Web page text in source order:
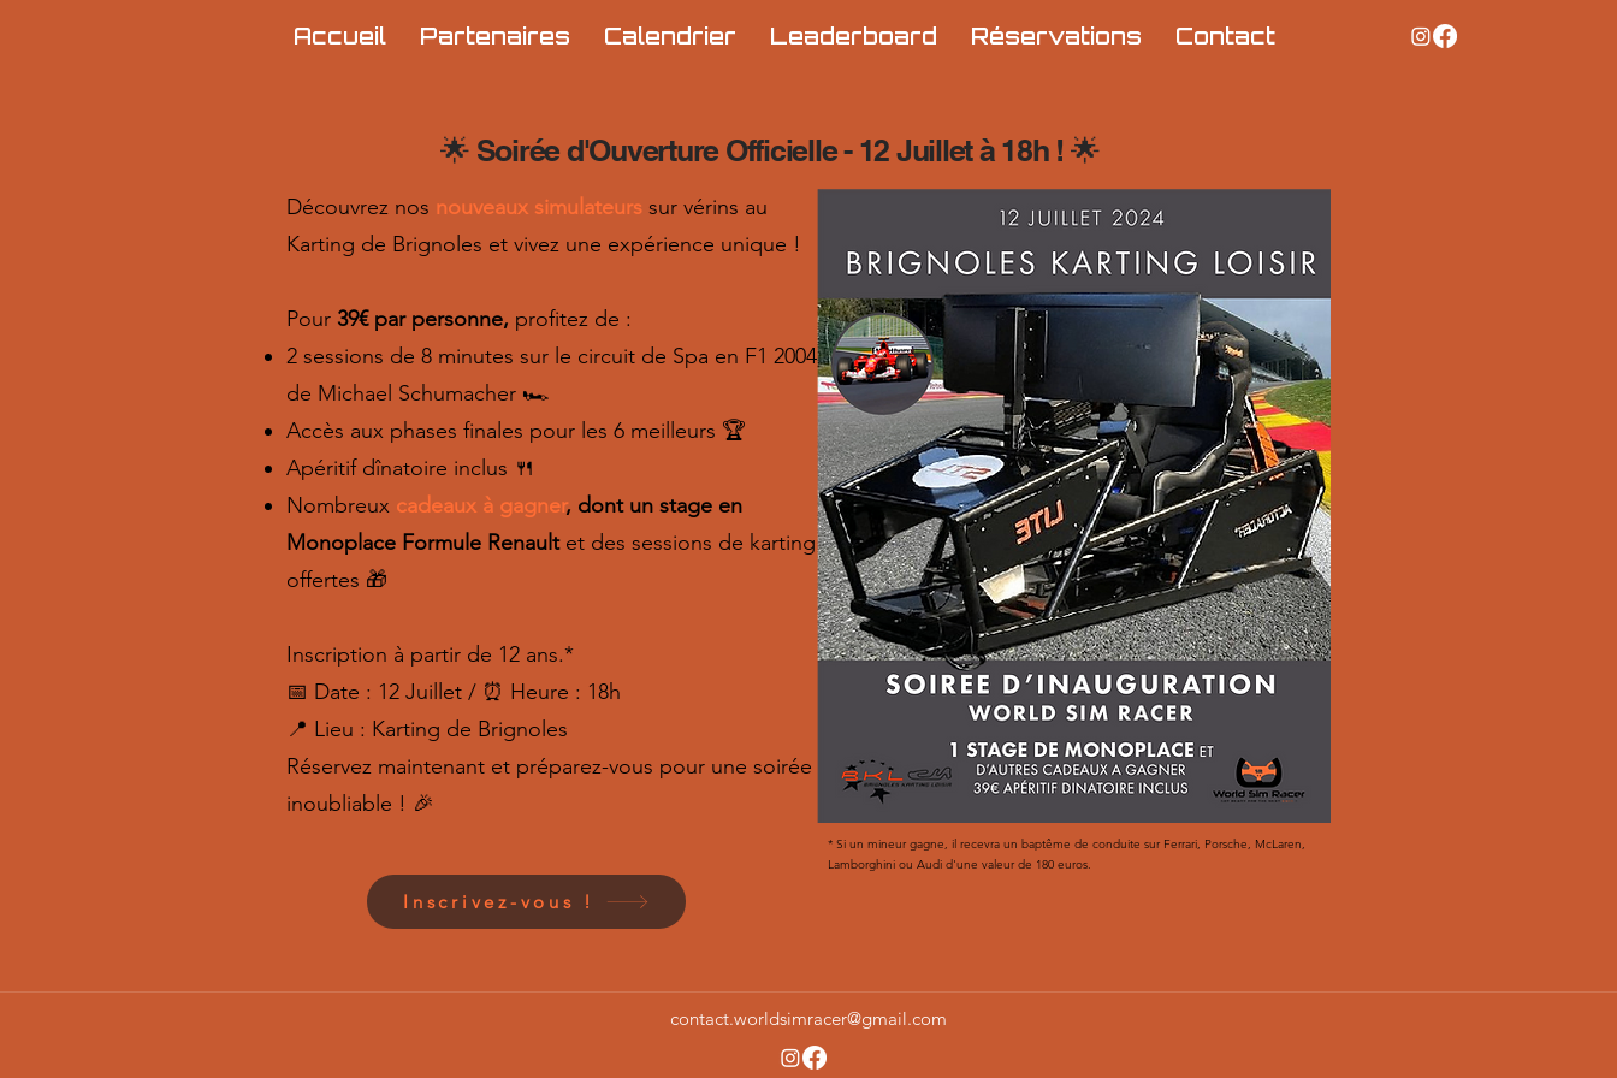
Accueil Partenaires Calendrier Leaderboard Réservations Contact
🌟 Soirée d'Ouverture Officielle - 12 Juillet à 18h ! 🌟
Découvrez nos nouveaux simulateurs sur vérins au
Karting de Brignoles et vivez une expérience unique !
Pour 39€ par personne, profitez de :
2 sessions de 8 minutes sur le circuit de Spa en F1 2004
de Michael Schumacher 🏎️
Accès aux phases finales pour les 6 meilleurs 🏆
Apéritif dînatoire inclus 🍴
Nombreux cadeaux à gagner, dont un stage en
Monoplace Formule Renault et des sessions de karting
offertes 🎁
Inscription à partir de 12 ans.*
📅 Date : 12 Juillet / ⏰ Heure : 18h
📍 Lieu : Karting de Brignoles
Réservez maintenant et préparez-vous pour une soirée
inoubliable ! 🎉
* Si un mineur gagne, il recevra un baptême de conduite sur Ferrari, Porsche, McLaren,
Lamborghini ou Audi d'une valeur de 180 euros.
Inscrivez-vous !
contact.worldsimracer@gmail.com